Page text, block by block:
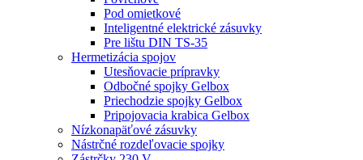
Pod omietkové
Inteligentné elektrické zásuvky
Pre lištu DIN TS-35
Hermetizácia spojov
Utesňovacie prípravky
Odbočné spojky Gelbox
Priechodzie spojky Gelbox
Pripojovacia krabica Gelbox
Nízkonapäťové zásuvky
Nástrčné rozdeľovacie spojky